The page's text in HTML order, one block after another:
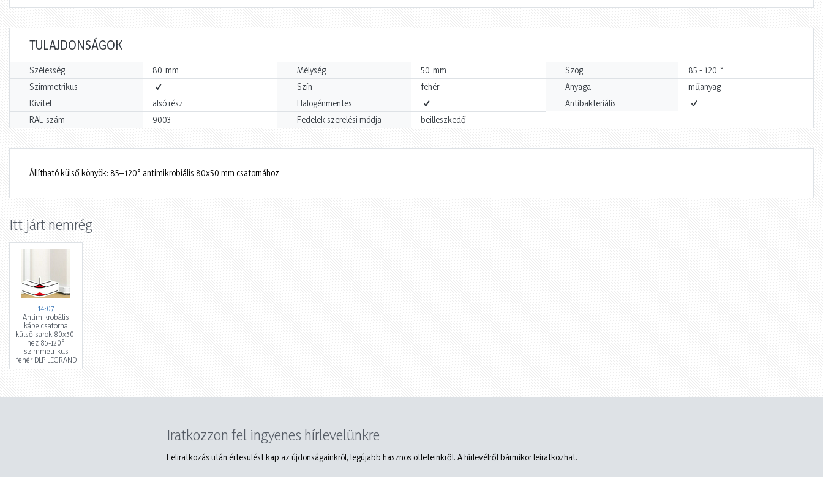
TULAJDONSÁGOK
Szélesség 80 mm Mélység 50 mm Szög 85 - 120 °
Szimmetrikus Szín fehér Anyaga
műanyag
Kivitel
alsó rész Halogénmentes
Antibakteriális
RAL-szám
9003 Fedelek szerelési módja beilleszkedő
Állítható külső könyök: 85–120° antimikrobiális 80x50 mm csatornához
Itt járt nemrég
14:07
Antimikrobális
kábelcsatorna
külső sarok 80x50-
hez 85-120°
szimmetrikus
fehér DLP LEGRAND
Iratkozzon fel ingyenes hírlevelünkre
Feliratkozás után értesülést kap az újdonságainkról, legújabb hasznos ötleteinkről. A hírlevélről bármikor leiratkozhat.